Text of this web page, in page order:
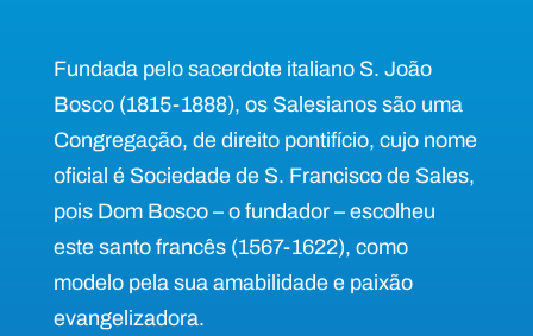
Fundada pelo sacerdote italiano S. João
Bosco (1815-1888), os Salesianos são uma
Congregação, de direito pontifício, cujo nome
oficial é Sociedade de S. Francisco de Sales,
pois Dom Bosco – o fundador – escolheu
este santo francês (1567-1622), como
modelo pela sua amabilidade e paixão
evangelizadora.